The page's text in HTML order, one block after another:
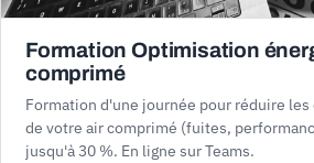
Formation Optimisation
comprimé
Formation d'une journée pour réduire
de votre air comprimé (fuites,
jusqu'à 30 %. En ligne sur Teams.